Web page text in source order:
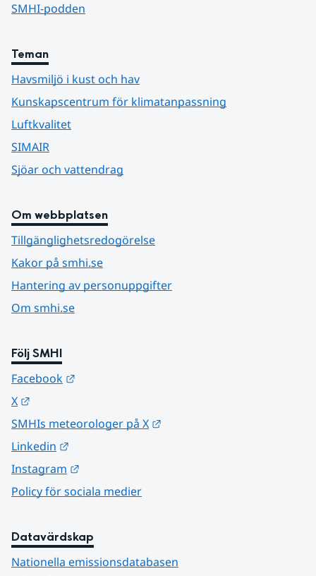
SMHI-podden
Teman
Havsmiljö i kust och hav
Kunskapscentrum för klimatanpassning
Luftkvalitet
SIMAIR
Sjöar och vattendrag
Om webbplatsen
Tillgänglighetsredogörelse
Kakor på smhi.se
Hantering av personuppgifter
Om smhi.se
Följ SMHI
Facebook
X
SMHIs meteorologer på X
Linkedin
Instagram
Policy för sociala medier
Datavärdskap
Nationella emissionsdatabasen